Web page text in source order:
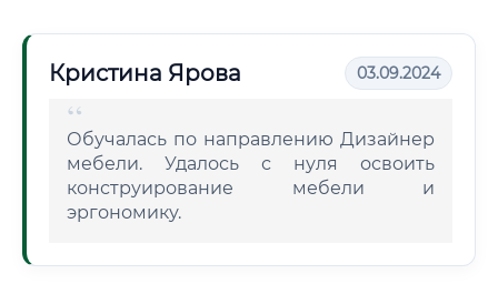
Кристина Ярова 03.09.2024
Обучалась по направлению Дизайнер
мебели. Удалось с нуля освоить
конструирование мебели и
эргономику.